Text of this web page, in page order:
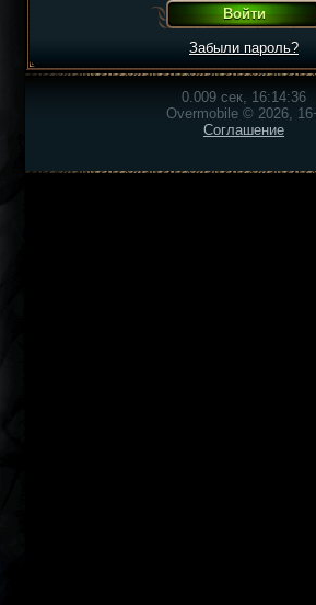
Забыли пароль?
0.009 сек, 16:14:36
Overmobile © 2026,
Соглашение